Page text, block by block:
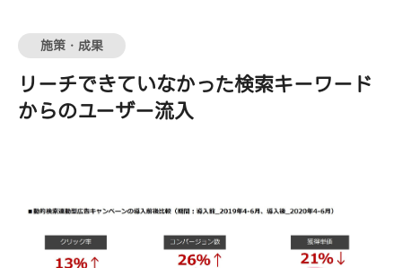
施策・成果
リーチできていなかった検索キーワード
からのユーザー流入